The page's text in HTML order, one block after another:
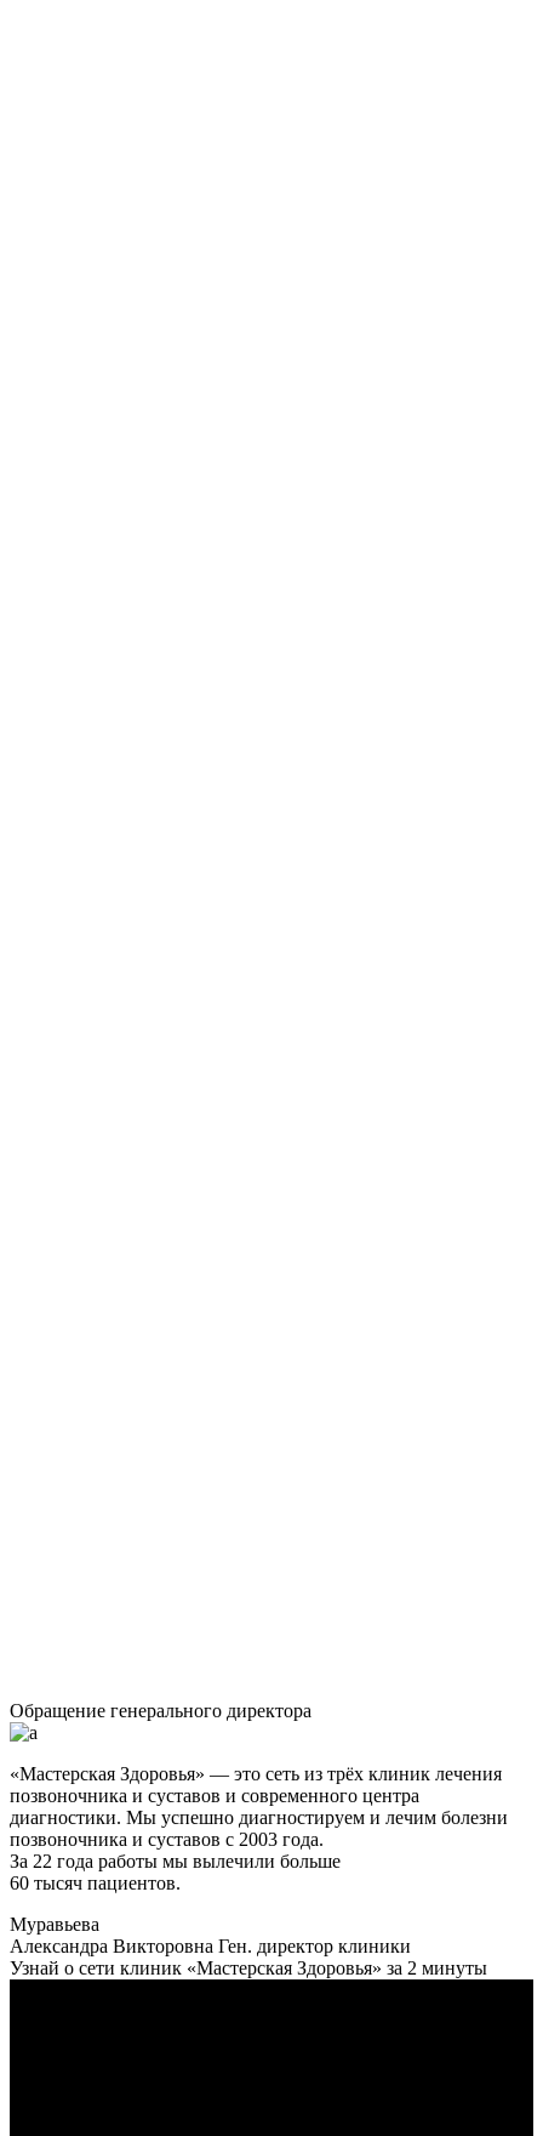
Обращение генерального директора
«Мастерская Здоровья» — это сеть из трёх клиник лечения
позвоночника и суставов и современного центра
диагностики. Мы успешно диагностируем и лечим болезни
позвоночника и суставов с 2003 года.
За 22 года работы мы вылечили больше
60 тысяч пациентов.
Муравьева
Александра Викторовна Ген. директор клиники
Узнай о сети клиник «Мастерская Здоровья» за 2 минуты